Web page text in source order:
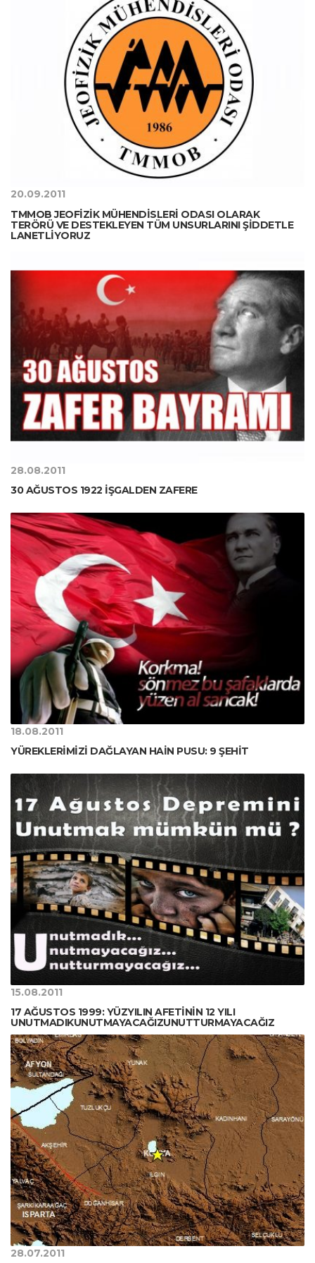
20.09.2011
TMMOB JEOFİZİK MÜHENDİSLERİ ODASI OLARAK
TERÖRÜ VE DESTEKLEYEN TÜM UNSURLARINI ŞİDDETLE
LANETLİYORUZ
28.08.2011
30 AĞUSTOS 1922 İŞGALDEN ZAFERE
18.08.2011
YÜREKLERİMİZİ DAĞLAYAN HAİN PUSU: 9 ŞEHİT
15.08.2011
17 AĞUSTOS 1999: YÜZYILIN AFETİNİN 12 YILI
UNUTMADIKUNUTMAYACAĞIZUNUTTURMAYACAĞIZ
28.07.2011